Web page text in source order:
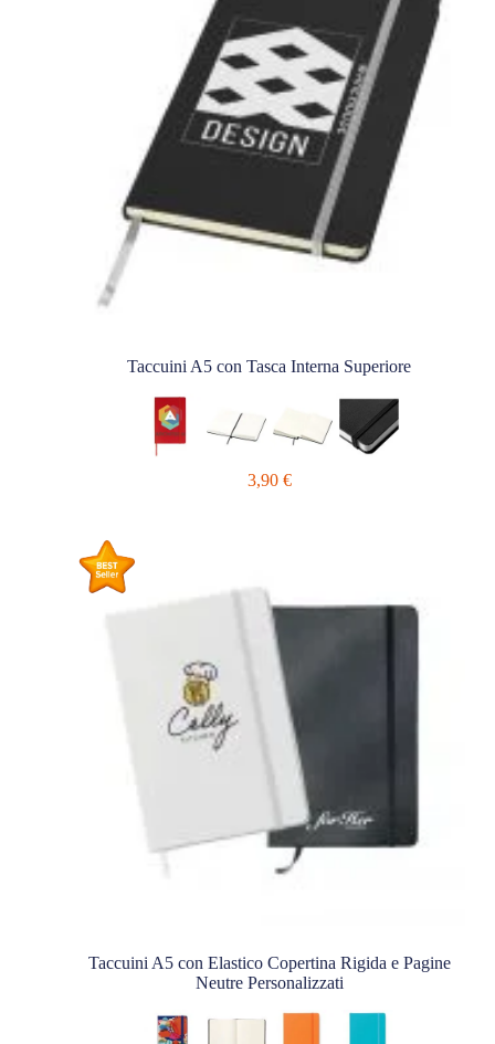
Taccuini A5 con Tasca Interna Superiore
3,90 €
Taccuini A5 con Elastico Copertina Rigida e Pagine
Neutre Personalizzati